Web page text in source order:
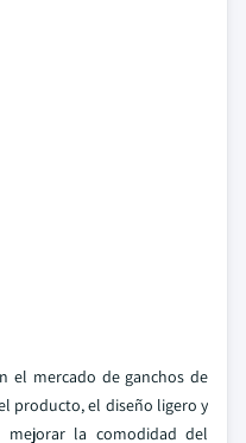
el mercado de ganchos de
producto, el diseño ligero y
mejorar la comodidad del